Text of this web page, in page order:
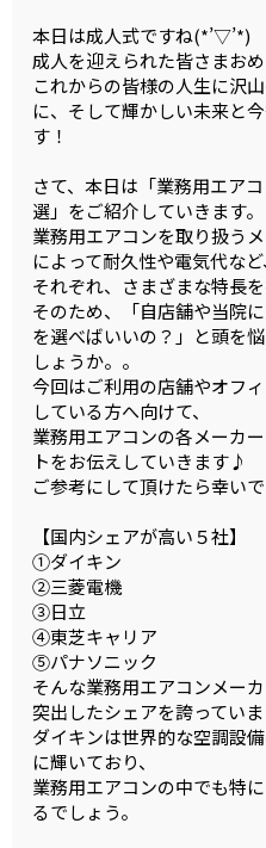
本日は成人式ですね(*’▽’*)
成人を迎えられた皆さまお
これからの皆様の人生に沢
に、そして輝かしい未来と
す！
さて、本日は「業務用エア
選」をご紹介していきます。
業務用エアコンを取り扱う
によって耐久性や電気代など
それぞれ、さまざまな特長を
そのため、「自店舗や当院
を選べばいいの？」と頭を
しょうか。。
今回はご利用の店舗やオフ
している方へ向けて、
業務用エアコンの各メーカ
トをお伝えしていきます♪
ご参考にして頂けたら幸いで
【国内シェアが高い５社】
①ダイキン
②三菱電機
③日立
④東芝キャリア
⑤パナソニック
そんな業務用エアコンメー
突出したシェアを誇っていま
ダイキンは世界的な空調設
に輝いており、
業務用エアコンの中でも特
るでしょう。